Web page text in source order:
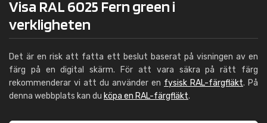
Visa RAL 6025 Fern green i
verkligheten
Det är en risk att fatta ett beslut baserat på visningen av en
färg på en digital skärm. För att vara säkra på rätt färg
rekommenderar vi att du använder en fysisk RAL-färgfläkt. På
denna webbplats kan du köpa en RAL-färgfläkt.